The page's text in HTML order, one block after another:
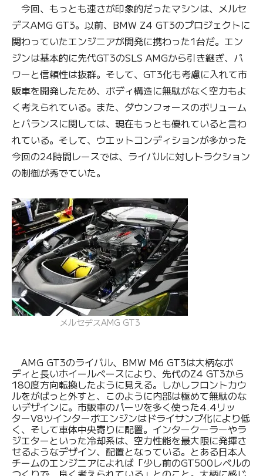
今回、もっとも速さが印象的だったマシンは、メルセ
デスAMG GT3。以前、BMW Z4 GT3のプロジェクトに
関わっていたエンジニアが開発に携わった1台だ。エン
ジンは基本的に先代GT3のSLS AMGから引き継ぎ、パ
ワーと信頼性は抜群。そして、GT3化も考慮に入れて市
販車を開発したため、ボディ構造に無駄がなく空力もよ
く考えられている。また、ダウンフォースのボリューム
とバランスに関しては、現在もっとも優れていると言わ
れている。そして、ウエットコンディションが多かった
今回の24時間レースでは、ライバルに対しトラクション
の制御が秀でていた。
メルセデスAMG GT3
AMG GT3のライバル、BMW M6 GT3は大柄なボ
ディと長いホイールベースにより、先代のZ4 GT3から
180度方向転換したように見える。しかしフロントカウ
ルをがばっと外すと、このように内部は極めて無駄のな
いデザインに。市販車のパーツを多く使った4.4リッ
ターV8ツインターボエンジンはドライサンプ化により低
く、そして車体中央寄りに配置。インタークーラーやラ
ジエターといった冷却系は、空力性能を最大限に発揮さ
せるようなデザイン、配置となっている。とある日本人
チームのエンジニアによれば「少し前のGT500レベルの